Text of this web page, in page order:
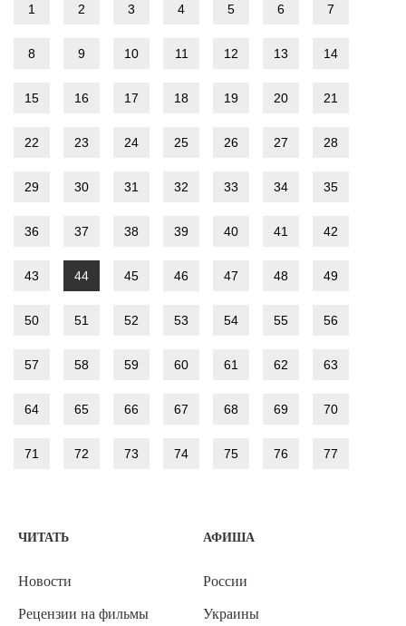
1 2 3 4 5 6 7
8 9 10 11 12 13 14
15 16 17 18 19 20 21
22 23 24 25 26 27 28
29 30 31 32 33 34 35
36 37 38 39 40 41 42
43 44 45 46 47 48 49
50 51 52 53 54 55 56
57 58 59 60 61 62 63
64 65 66 67 68 69 70
71 72 73 74 75 76 77
ЧИТАТЬ
Новости
Рецензии на фильмы
АФИША
России
Украины